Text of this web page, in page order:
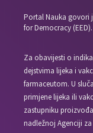
Portal Nauka govori
for Democracy
Za obavijesti o
dejstvima lijeka i
farmaceutom. U
primjene lijeka ili
zastupniku
nadležnoj Agenciji